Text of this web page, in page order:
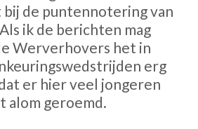
de puntennotering van
ik de berichten mag
Werverhovers het in
erg
er hier veel jongeren
alom geroemd.